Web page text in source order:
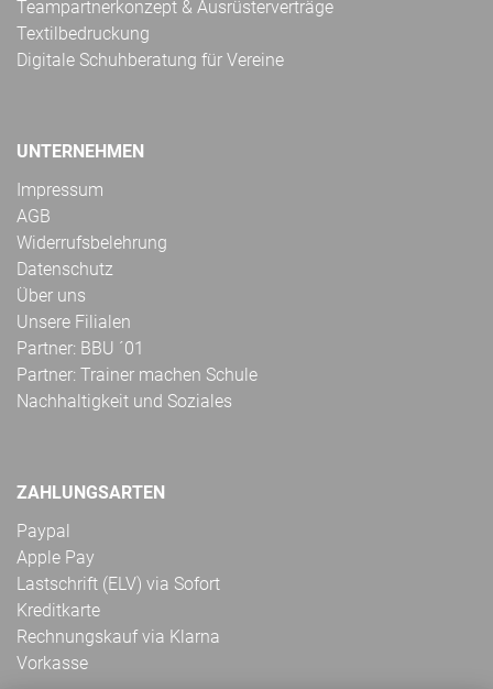
Teampartnerkonzept & Ausrüsterverträge
Textilbedruckung
Digitale Schuhberatung für Vereine
UNTERNEHMEN
Impressum
AGB
Widerrufsbelehrung
Datenschutz
Über uns
Unsere Filialen
Partner: BBU ´01
Partner: Trainer machen Schule
Nachhaltigkeit und Soziales
ZAHLUNGSARTEN
Paypal
Apple Pay
Lastschrift (ELV) via Sofort
Kreditkarte
Rechnungskauf via Klarna
Vorkasse